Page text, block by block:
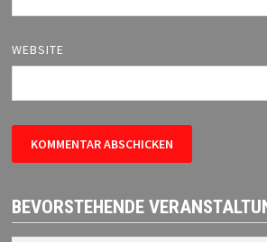
WEBSITE
BEVORSTEHENDE